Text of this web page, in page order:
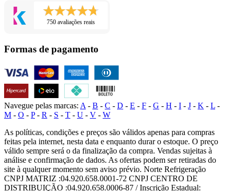
750 avaliações reais
Formas de pagamento
Navegue pelas marcas: A - B - C - D - E - F - G - H - I - J - K - L -
M - O - P- R - S - T - U - V - W
As políticas, condições e preços são válidos apenas para compras
feitas pela internet, nesta data e enquanto durar o estoque. O preço
válido sempre será o da finalização da compra. Vendas sujeitas à
análise e confirmação de dados. As ofertas podem ser retiradas do
site à qualquer momento sem aviso prévio. Norte Refrigeração
CNPJ MATRIZ :04.920.658.0001-72 CNPJ CENTRO DE
DISTRIBUIÇÃO :04.920.658.0006-87 / Inscrição Estadual: